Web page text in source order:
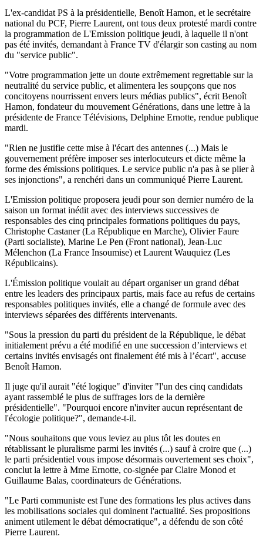
L'ex-candidat PS à la présidentielle, Benoît Hamon, et le secrétaire
national du PCF, Pierre Laurent, ont tous deux protesté mardi contre
la programmation de L'Emission politique jeudi, à laquelle il n'ont
pas été invités, demandant à France TV d'élargir son casting au nom
du "service public".
"Votre programmation jette un doute extrêmement regrettable sur la
neutralité du service public, et alimentera les soupçons que nos
concitoyens nourrissent envers leurs médias publics", écrit Benoît
Hamon, fondateur du mouvement Générations, dans une lettre à la
présidente de France Télévisions, Delphine Ernotte, rendue publique
mardi.
"Rien ne justifie cette mise à l'écart des antennes (...) Mais le
gouvernement préfère imposer ses interlocuteurs et dicte même la
forme des émissions politiques. Le service public n'a pas à se plier à
ses injonctions", a renchéri dans un communiqué Pierre Laurent.
L'Emission politique proposera jeudi pour son dernier numéro de la
saison un format inédit avec des interviews successives de
responsables des cinq principales formations politiques du pays,
Christophe Castaner (La République en Marche), Olivier Faure
(Parti socialiste), Marine Le Pen (Front national), Jean-Luc
Mélenchon (La France Insoumise) et Laurent Wauquiez (Les
Républicains).
L'Émission politique voulait au départ organiser un grand débat
entre les leaders des principaux partis, mais face au refus de certains
responsables politiques invités, elle a changé de formule avec des
interviews séparées des différents intervenants.
"Sous la pression du parti du président de la République, le débat
initialement prévu a été modifié en une succession d’interviews et
certains invités envisagés ont finalement été mis à l’écart", accuse
Benoît Hamon.
Il juge qu'il aurait "été logique" d'inviter "l'un des cinq candidats
ayant rassemblé le plus de suffrages lors de la dernière
présidentielle". "Pourquoi encore n'inviter aucun représentant de
l'écologie politique?", demande-t-il.
"Nous souhaitons que vous leviez au plus tôt les doutes en
rétablissant le pluralisme parmi les invités (...) sauf à croire que (...)
le parti présidentiel vous impose désormais ouvertement ses choix",
conclut la lettre à Mme Ernotte, co-signée par Claire Monod et
Guillaume Balas, coordinateurs de Générations.
"Le Parti communiste est l'une des formations les plus actives dans
les mobilisations sociales qui dominent l'actualité. Ses propositions
animent utilement le débat démocratique", a défendu de son côté
Pierre Laurent.